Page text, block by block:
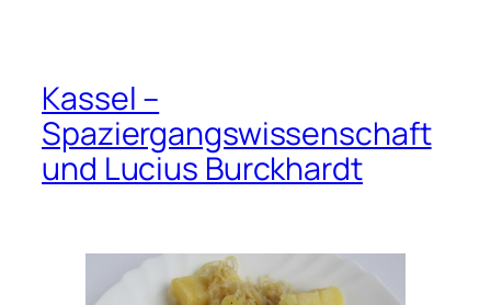
Kassel –
Spaziergangswissenschaft
und Lucius Burckhardt